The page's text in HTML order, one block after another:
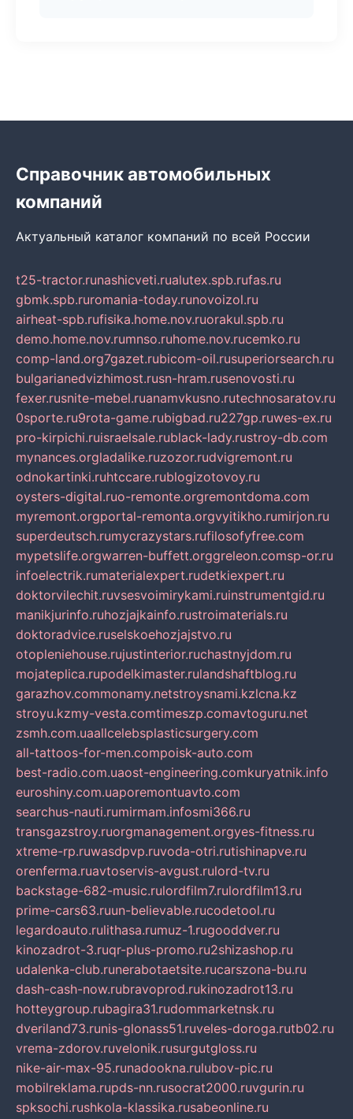
Справочник автомобильных
компаний
Актуальный каталог компаний по всей России
t25-tractor.runashicveti.rualutex.spb.rufas.ru
gbmk.spb.ruromania-today.runovoizol.ru
airheat-spb.rufisika.home.nov.ruorakul.spb.ru
demo.home.nov.rumnso.ruhome.nov.rucemko.ru
comp-land.org7gazet.rubicom-oil.rusuperiorsearch.ru
bulgarianedvizhimost.rusn-hram.rusenovosti.ru
fexer.rusnite-mebel.ruanamvkusno.rutechnosaratov.ru
0sporte.ru9rota-game.rubigbad.ru227gp.ruwes-ex.ru
pro-kirpichi.ruisraelsale.rublack-lady.rustroy-db.com
mynances.orgladalike.ruzozor.rudvigremont.ru
odnokartinki.ruhtccare.rublogizotovoy.ru
oysters-digital.ruo-remonte.orgremontdoma.com
myremont.orgportal-remonta.orgvyitikho.rumirjon.ru
superdeutsch.rumycrazystars.rufilosofyfree.com
mypetslife.orgwarren-buffett.orggreleon.comsp-or.ru
infoelectrik.rumaterialexpert.rudetkiexpert.ru
doktorvilechit.ruvsesvoimirykami.ruinstrumentgid.ru
manikjurinfo.ruhozjajkainfo.rustroimaterials.ru
doktoradvice.ruselskoehozjajstvo.ru
otopleniehouse.rujustinterior.ruchastnyjdom.ru
mojateplica.rupodelkimaster.rulandshaftblog.ru
garazhov.commonamy.netstroysnami.kzlcna.kz
stroyu.kzmy-vesta.comtimeszp.comavtoguru.net
zsmh.com.uaallcelebsplasticsurgery.com
all-tattoos-for-men.compoisk-auto.com
best-radio.com.uaost-engineering.comkuryatnik.info
euroshiny.com.uaporemontuavto.com
searchus-nauti.rumirmam.infosmi366.ru
transgazstroy.ruorgmanagement.orgyes-fitness.ru
xtreme-rp.ruwasdpvp.ruvoda-otri.rutishinapve.ru
orenferma.ruavtoservis-avgust.rulord-tv.ru
backstage-682-music.rulordfilm7.rulordfilm13.ru
prime-cars63.ruun-believable.rucodetool.ru
legardoauto.rulithasa.rumuz-1.rugooddver.ru
kinozadrot-3.ruqr-plus-promo.ru2shizashop.ru
udalenka-club.runerabotaetsite.rucarszona-bu.ru
dash-cash-now.rubravoprod.rukinozadrot13.ru
hotteygroup.rubagira31.rudommarketnsk.ru
dveriland73.runis-glonass51.ruveles-doroga.rutb02.ru
vrema-zdorov.ruvelonik.rusurgutgloss.ru
nike-air-max-95.runadookna.rulubov-pic.ru
mobilreklama.rupds-nn.rusocrat2000.ruvgurin.ru
spksochi.rushkola-klassika.rusabeonline.ru